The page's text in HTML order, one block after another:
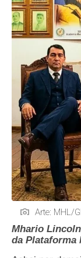
Arte: MHL/
Mhario
da Plataforma